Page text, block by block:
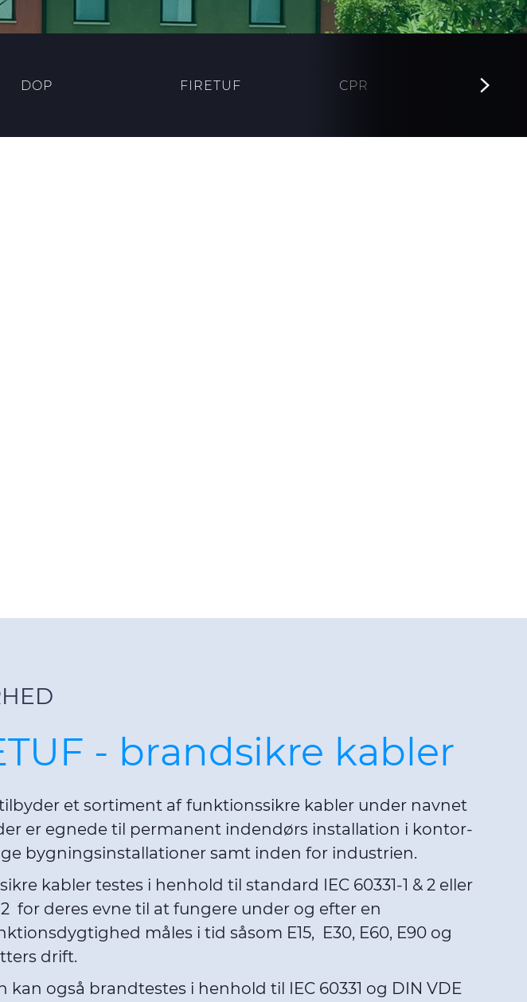
DOP FIRETUF CPR
- brandsikre kabler
et sortiment af funktionssikre kabler under navnet
der er egnede til permanent indendørs installation i kontor-
bygningsinstallationer samt inden for industrien.
kabler testes i henhold til standard IEC 60331-1 & 2 eller
for deres evne til at fungere under og efter en
måles i tid såsom E15, E30, E60, E90 og
drift.
kan også brandtestes i henhold til IEC 60331 og DIN VDE